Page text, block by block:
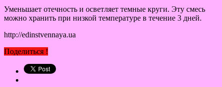
Уменьшает отечность и осветляет темные круги. Эту смесь
можно хранить при низкой температуре в течение 3 дней.
http://edinstvennaya.ua
Поделиться !